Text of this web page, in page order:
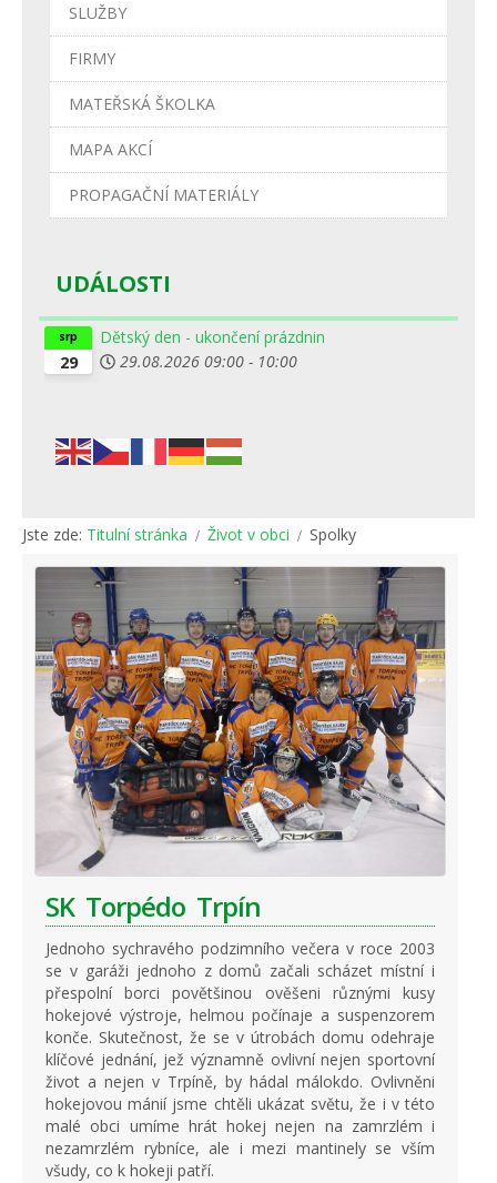
SLUŽBY
FIRMY
MATEŘSKÁ ŠKOLKA
MAPA AKCÍ
PROPAGAČNÍ MATERIÁLY
UDÁLOSTI
29
srp
Dětský den - ukončení prázdnin
29.08.2026 09:00 - 10:00
Jste zde: Titulní stránka Život v obci Spolky
SK Torpédo Trpín
Jednoho sychravého podzimního večera v roce 2003
se v garáži jednoho z domů začali scházet místní i
přespolní borci povětšinou ověšeni různými kusy
hokejové výstroje, helmou počínaje a suspenzorem
konče. Skutečnost, že se v útrobách domu odehraje
klíčové jednání, jež významně ovlivní nejen sportovní
život a nejen v Trpíně, by hádal málokdo. Ovlivněni
hokejovou mánií jsme chtěli ukázat světu, že i v této
malé obci umíme hrát hokej nejen na zamrzlém i
nezamrzlém rybníce, ale i mezi mantinely se vším
všudy, co k hokeji patří.